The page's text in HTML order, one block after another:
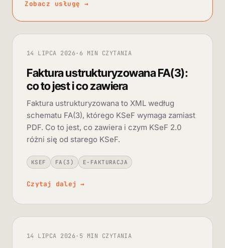
Zobacz usługę→
14 LIPCA 2026· 6 MIN CZYTANIA
Faktura ustrukturyzowana FA(3):
co to jest i co zawiera
Faktura ustrukturyzowana to XML według
schematu FA(3), którego KSeF wymaga zamiast
PDF. Co to jest, co zawiera i czym KSeF 2.0
różni się od starego KSeF.
KSEF FA(3) E-FAKTURACJA
Czytaj dalej→
14 LIPCA 2026· 5 MIN CZYTANIA